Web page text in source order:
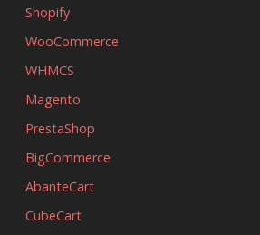
Shopify
WooCommerce
WHMCS
Magento
PrestaShop
BigCommerce
AbanteCart
CubeCart